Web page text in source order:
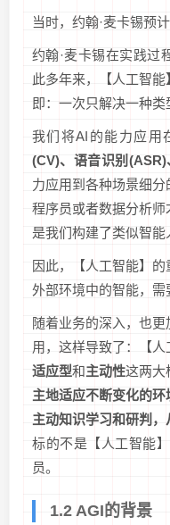
当时，约翰·麦卡锡预
约翰·麦卡锡在实践过
此多年来，【人工智能
即：一次只解决一种类
我们将AI的能力应用
(CV)、语音识别
力应用到各种场景细
程序员或者数据分析
是我们构建了类似智能
因此，【人工智能】
外部环境中的智能，需
随着业务的深入，也
用，这样导致了：【
适应型和主动性这两大
主地适应不断变化的
主动知识学习和研判
标的不是【人工智能
员。
1.2 AGI的背景